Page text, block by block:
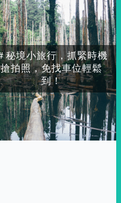
秘境小旅行，抓緊時機
搶拍照，免找車位輕鬆
到！